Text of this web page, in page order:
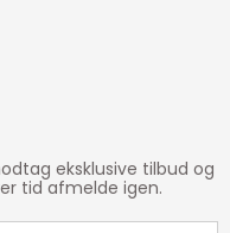
eksklusive tilbud og
tid afmelde igen.